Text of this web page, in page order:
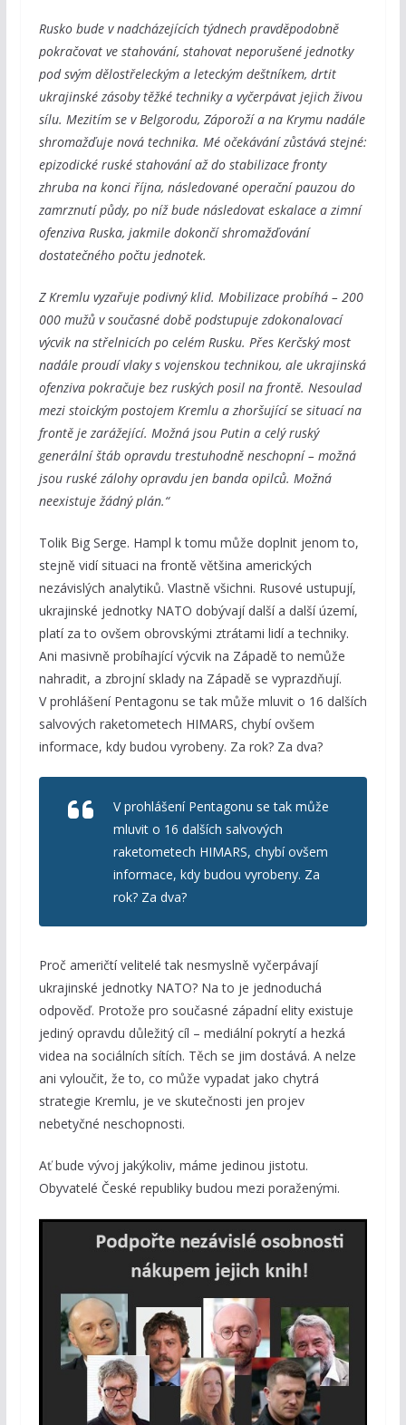
Rusko bude v nadcházejících týdnech pravděpodobně
pokračovat ve stahování, stahovat neporušené jednotky
pod svým dělostřeleckým a leteckým deštníkem, drtit
ukrajinské zásoby těžké techniky a vyčerpávat jejich živou
sílu. Mezitím se v Belgorodu, Záporoží a na Krymu nadále
shromažďuje nová technika. Mé očekávání zůstává stejné:
epizodické ruské stahování až do stabilizace fronty
zhruba na konci října, následované operační pauzou do
zamrznutí půdy, po níž bude následovat eskalace a zimní
ofenziva Ruska, jakmile dokončí shromažďování
dostatečného počtu jednotek.
Z Kremlu vyzařuje podivný klid. Mobilizace probíhá – 200
000 mužů v současné době podstupuje zdokonalovací
výcvik na střelnicích po celém Rusku. Přes Kerčský most
nadále proudí vlaky s vojenskou technikou, ale ukrajinská
ofenziva pokračuje bez ruských posil na frontě. Nesoulad
mezi stoickým postojem Kremlu a zhoršující se situací na
frontě je zarážející. Možná jsou Putin a celý ruský
generální štáb opravdu trestuhodně neschopní – možná
jsou ruské zálohy opravdu jen banda opilců. Možná
neexistuje žádný plán.“
Tolik Big Serge. Hampl k tomu může doplnit jenom to,
stejně vidí situaci na frontě většina amerických
nezávislých analytiků. Vlastně všichni. Rusové ustupují,
ukrajinské jednotky NATO dobývají další a další území,
platí za to ovšem obrovskými ztrátami lidí a techniky.
Ani masivně probíhající výcvik na Západě to nemůže
nahradit, a zbrojní sklady na Západě se vyprazdňují.
V prohlášení Pentagonu se tak může mluvit o 16 dalších
salvových raketometech HIMARS, chybí ovšem
informace, kdy budou vyrobeny. Za rok? Za dva?
V prohlášení Pentagonu se tak může
mluvit o 16 dalších salvových
raketometech HIMARS, chybí ovšem
informace, kdy budou vyrobeny. Za
rok? Za dva?
Proč američtí velitelé tak nesmyslně vyčerpávají
ukrajinské jednotky NATO? Na to je jednoduchá
odpověď. Protože pro současné západní elity existuje
jediný opravdu důležitý cíl – mediální pokrytí a hezká
videa na sociálních sítích. Těch se jim dostává. A nelze
ani vyloučit, že to, co může vypadat jako chytrá
strategie Kremlu, je ve skutečnosti jen projev
nebetyčné neschopnosti.
Ať bude vývoj jakýkoliv, máme jedinou jistotu.
Obyvatelé České republiky budou mezi poraženými.